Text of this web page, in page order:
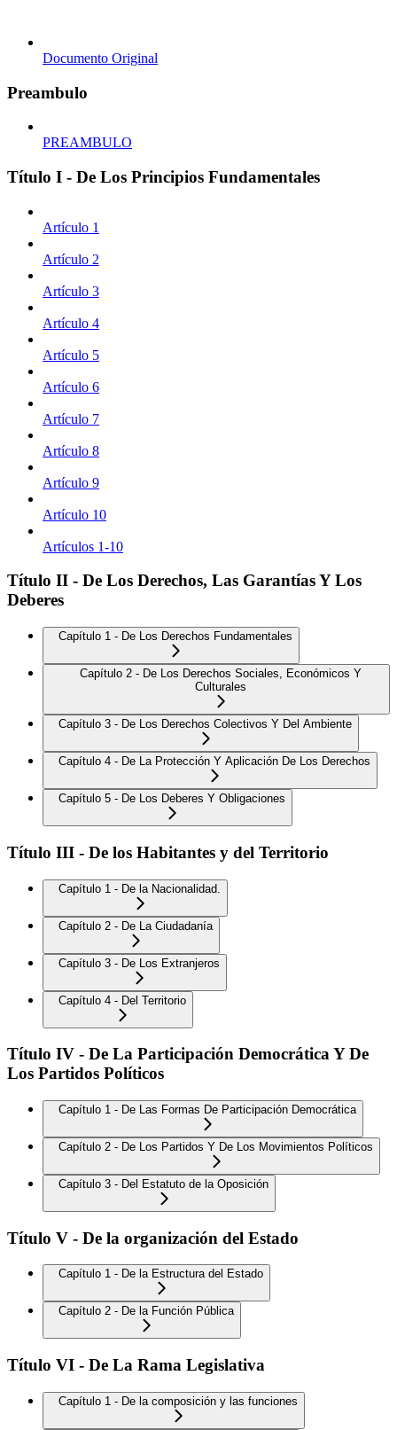
Documento Original
Preambulo
PREAMBULO
Título I - De Los Principios Fundamentales
Artículo 1
Artículo 2
Artículo 3
Artículo 4
Artículo 5
Artículo 6
Artículo 7
Artículo 8
Artículo 9
Artículo 10
Artículos 1-10
Título II - De Los Derechos, Las Garantías Y Los
Deberes
Capítulo 1 - De Los Derechos Fundamentales
Capítulo 2 - De Los Derechos Sociales, Económicos Y
Culturales
Capítulo 3 - De Los Derechos Colectivos Y Del Ambiente
Capítulo 4 - De La Protección Y Aplicación De Los Derechos
Capítulo 5 - De Los Deberes Y Obligaciones
Título III - De los Habitantes y del Territorio
Capítulo 1 - De la Nacionalidad.
Capítulo 2 - De La Ciudadanía
Capítulo 3 - De Los Extranjeros
Capítulo 4 - Del Territorio
Título IV - De La Participación Democrática Y De
Los Partidos Políticos
Capítulo 1 - De Las Formas De Participación Democrática
Capítulo 2 - De Los Partidos Y De Los Movimientos Políticos
Capítulo 3 - Del Estatuto de la Oposición
Título V - De la organización del Estado
Capítulo 1 - De la Estructura del Estado
Capítulo 2 - De la Función Pública
Título VI - De La Rama Legislativa
Capítulo 1 - De la composición y las funciones